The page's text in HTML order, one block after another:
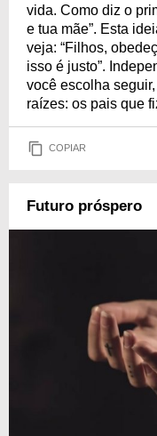
vida. Como diz o
e tua mãe”. Esta
veja: “Filhos,
isso é justo”.
você escolha
raízes: os pais que
COPIAR
Futuro próspero